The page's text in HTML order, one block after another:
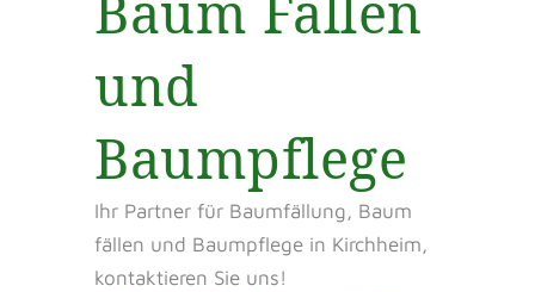
und
Baumpflege
Ihr Partner für Baumfällung, Baum
fällen und Baumpflege in Kirchheim,
kontaktieren Sie uns!